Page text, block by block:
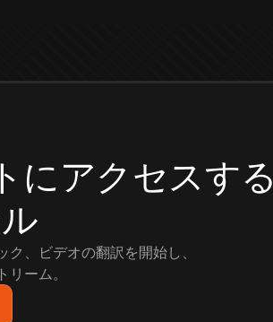
にアクセスする
、ビデオの翻訳を開始し、
ーム。